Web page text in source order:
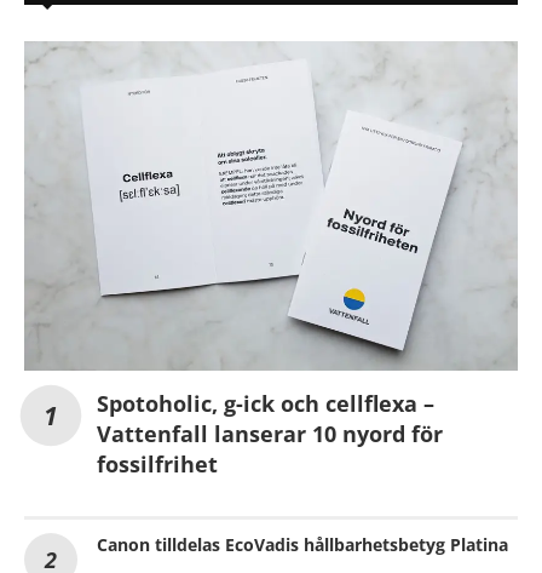
Spotoholic, g-ick och cellflexa –
Vattenfall lanserar 10 nyord för
fossilfrihet
Canon tilldelas EcoVadis hållbarhetsbetyg Platina